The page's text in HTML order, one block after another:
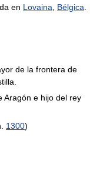
en Lovaina Bélgica
de la frontera de
Aragón e hijo del rey
1300)